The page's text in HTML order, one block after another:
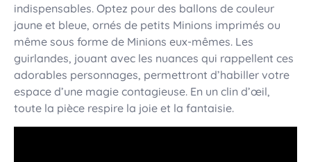
indispensables. Optez pour des ballons de couleur
jaune et bleue, ornés de petits Minions imprimés ou
même sous forme de Minions eux-mêmes. Les
guirlandes, jouant avec les nuances qui rappellent ces
adorables personnages, permettront d’habiller votre
espace d’une magie contagieuse. En un clin d’œil,
toute la pièce respire la joie et la fantaisie.